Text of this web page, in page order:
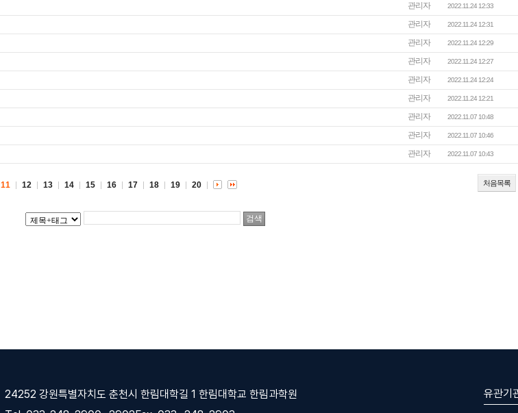
관리자 2022.11.24 12:33
관리자 2022.11.24 12:31
관리자 2022.11.24 12:29
관리자 2022.11.24 12:27
관리자 2022.11.24 12:24
관리자 2022.11.24 12:21
관리자 2022.11.07 10:48
관리자 2022.11.07 10:46
관리자 2022.11.07 10:43
처음목록
11 12 13 14 15 16 17 18 19 20
24252 강원특별자치도 춘천시 한림대학길 1 한림대학교 한림과학원
유관기